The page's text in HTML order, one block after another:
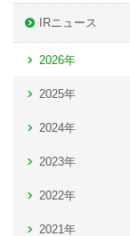
IRニュース
2026年
2025年
2024年
2023年
2022年
2021年